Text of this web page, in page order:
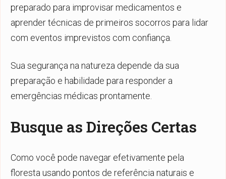
preparado para improvisar medicamentos e
aprender técnicas de primeiros socorros para lidar
com eventos imprevistos com confiança.
Sua segurança na natureza depende da sua
preparação e habilidade para responder a
emergências médicas prontamente.
Busque as Direções Certas
Como você pode navegar efetivamente pela
floresta usando pontos de referência naturais e